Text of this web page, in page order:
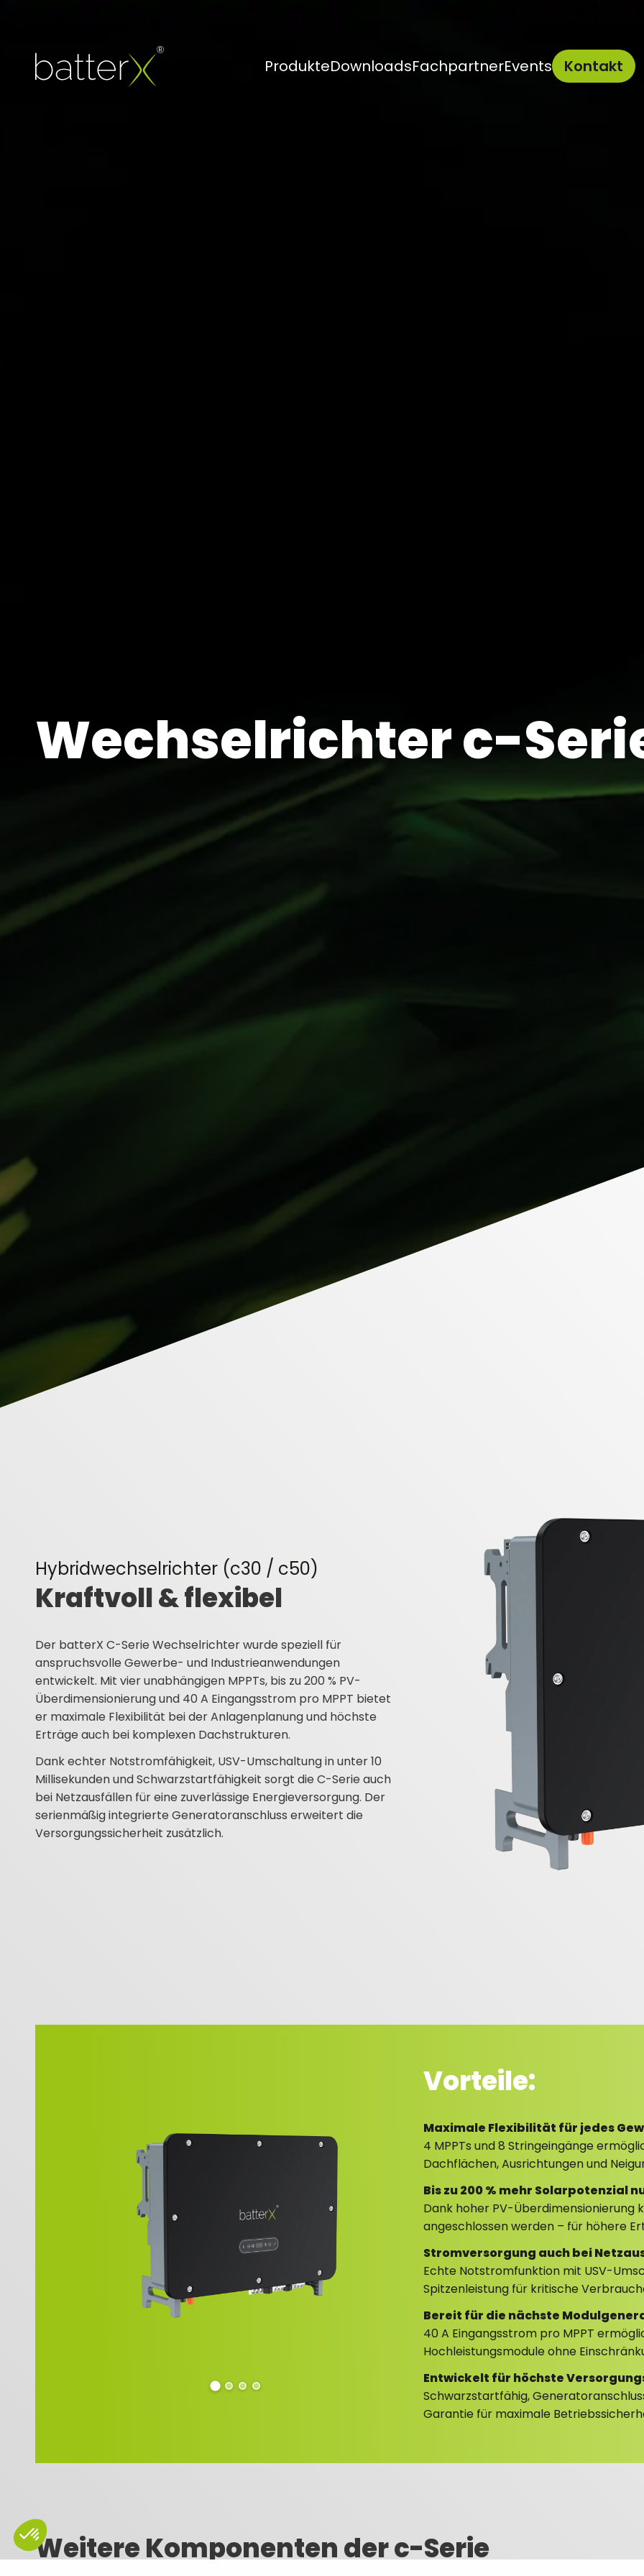
ProdukteDownloadsFachpartnerEvents Kontakt
Wechselrichter c-
Hybridwechselrichter (c30 / c50)
Kraftvoll & flexibel
Der batterX C-Serie Wechselrichter wurde speziell für
anspruchsvolle Gewerbe- und Industrieanwendungen
entwickelt. Mit vier unabhängigen MPPTs, bis zu 200 % PV-
Überdimensionierung und 40 A Eingangsstrom pro MPPT bietet
er maximale Flexibilität bei der Anlagenplanung und höchste
Erträge auch bei komplexen Dachstrukturen.
Dank echter Notstromfähigkeit, USV-Umschaltung in unter 10
Millisekunden und Schwarzstartfähigkeit sorgt die C-Serie auch
bei Netzausfällen für eine zuverlässige Energieversorgung. Der
serienmäßig integrierte Generatoranschluss erweitert die
Versorgungssicherheit zusätzlich.
Vorteile:
Maximale Flexibilität für jedes
4 MPPTs und 8 Stringeingänge
Dachflächen, Ausrichtungen und
Bis zu 200 % mehr Solarpotenzial
Dank hoher PV-Überdimensionierung
angeschlossen werden – für höhere
Stromversorgung auch bei
Echte Notstromfunktion mit USV-
Spitzenleistung für kritische
Bereit für die nächste
40 A Eingangsstrom pro MPPT
Hochleistungsmodule ohne
Entwickelt für höchste
Schwarzstartfähig,
Garantie für maximale
Weitere Komponenten der c-Serie